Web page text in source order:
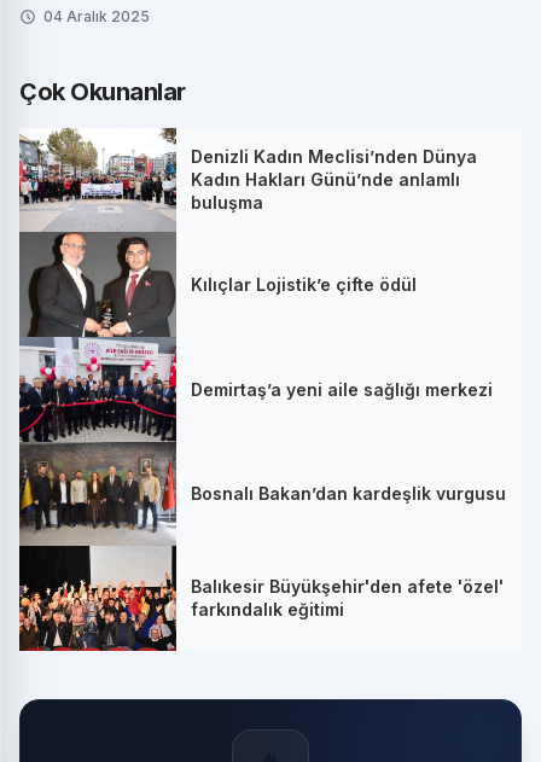
04 Aralık 2025
Çok Okunanlar
Denizli Kadın Meclisi’nden Dünya
Kadın Hakları Günü’nde anlamlı
buluşma
Kılıçlar Lojistik’e çifte ödül
Demirtaş’a yeni aile sağlığı merkezi
Bosnalı Bakan’dan kardeşlik vurgusu
Balıkesir Büyükşehir'den afete 'özel'
farkındalık eğitimi